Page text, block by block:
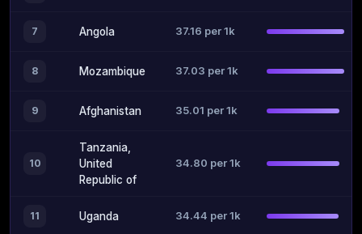
7 Angola 37.16 per 1k
8 Mozambique 37.03 per 1k
9 Afghanistan 35.01 per 1k
10
Tanzania,
United
Republic of
34.80 per 1k
11 Uganda 34.44 per 1k